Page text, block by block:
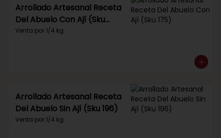
Arrollado Artesanal Receta
Del Abuelo Con Ají (Sku
175)
Venta por 1/4 kg.
Arrollado Artesanal Receta
Del Abuelo Sin Ají (Sku 196)
Venta por 1/4 kg.